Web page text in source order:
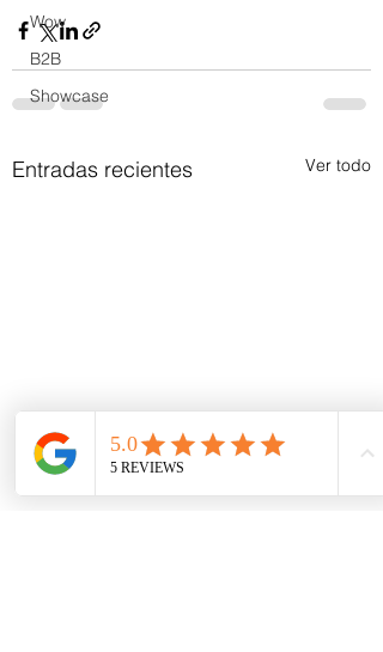
Wow
B2B
Showcase
Entradas recientes Ver todo